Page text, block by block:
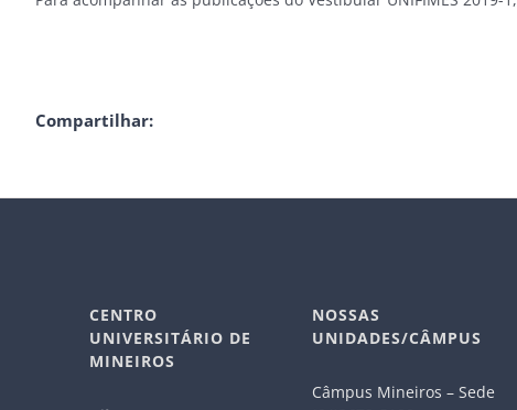
Compartilhar:
CENTRO
UNIVERSITÁRIO DE
MINEIROS
NOSSAS
UNIDADES/CÂMPUS
Câmpus Mineiros – Sede